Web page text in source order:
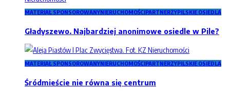
MATERIAŁ SPONSOROWANYNIERUCHOMOŚCIPARTNERZYPILSKIE OSIEDLA
Gładyszewo. Najbardziej anonimowe osiedle w Pile?
MATERIAŁ SPONSOROWANYNIERUCHOMOŚCIPARTNERZYPILSKIE OSIEDLA
Śródmieście nie równa się centrum